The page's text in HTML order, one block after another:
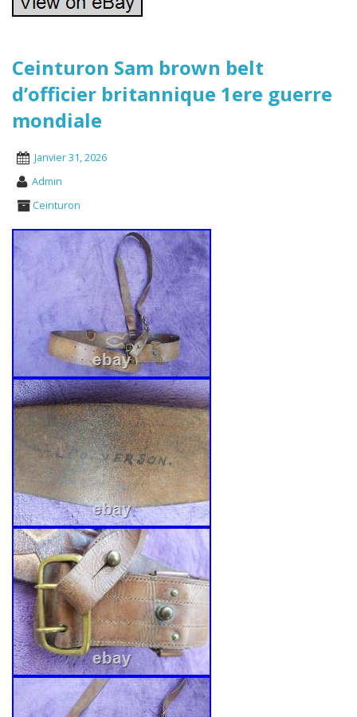
Ceinturon Sam brown belt
d’officier britannique 1ere guerre
mondiale
Janvier 31, 2026
Admin
Ceinturon